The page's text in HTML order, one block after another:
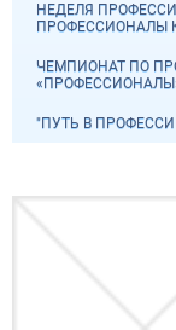
НЕДЕЛЯ
ПРОФЕССИОНАЛЫ
ЧЕМПИОНАТ ПО
"ПУТЬ В